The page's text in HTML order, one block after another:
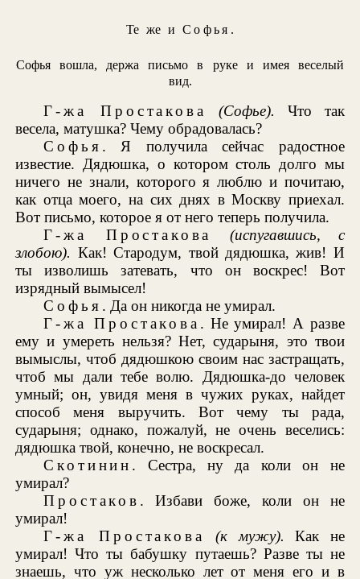
Те же иСофья .
Софья вошла, держа письмо в руке и имея веселый
вид.
Г-жа Простакова (Софье).
Что так
весела, матушка? Чему обрадовалась?
Софья . Я получила сейчас радостное
известие. Дядюшка, о котором столь долго мы
ничего не знали, которого я люблю и почитаю,
как отца моего, на сих днях в Москву приехал.
Вот письмо, которое я от него теперь получила.
Г-жа Простакова
(испугавшись, с
злобою). Как! Стародум, твой дядюшка, жив! И
ты изволишь затевать, что он воскрес! Вот
изрядный вымысел!
Софья . Да он никогда не умирал.
Г-жа Простакова . Не умирал! А разве
ему и умереть нельзя? Нет, сударыня, это твои
вымыслы, чтоб дядюшкою своим нас застращать,
чтоб мы дали тебе волю. Дядюшка-до человек
умный; он, увидя меня в чужих руках, найдет
способ меня выручить. Вот чему ты рада,
сударыня; однако, пожалуй, не очень веселись:
дядюшка твой, конечно, не воскресал.
Скотинин . Сестра, ну да коли он не
умирал?
Простаков . Избави боже, коли он не
умирал!
Г-жа Простакова
(к мужу). Как не
умирал! Что ты бабушку путаешь? Разве ты не
знаешь, что уж несколько лет от меня его и в